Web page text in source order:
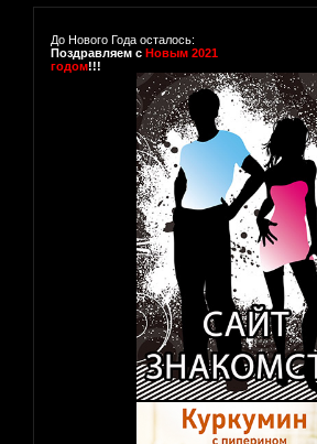
До Нового Года осталось:
Поздравляем с Новым 2021
годом!!!